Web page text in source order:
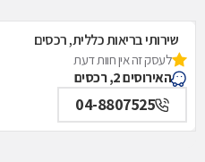
שירותי בריאות כללית, רכסים
לעסק זה אין חוות דעת
האירוסים 2, רכסים
04-8807525